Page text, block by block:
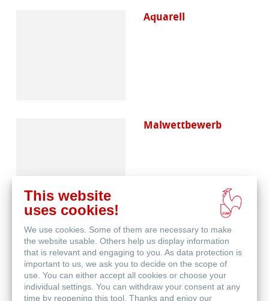
Aquarell
Malwettbewerb
Häufig gestellte
Fragen
This website
uses cookies!
We use cookies. Some of them are necessary to make
the website usable. Others help us display information
that is relevant and engaging to you. As data protection is
important to us, we ask you to decide on the scope of
use. You can either accept all cookies or choose your
individual settings. You can withdraw your consent at any
time by reopening this tool. Thanks and enjoy our